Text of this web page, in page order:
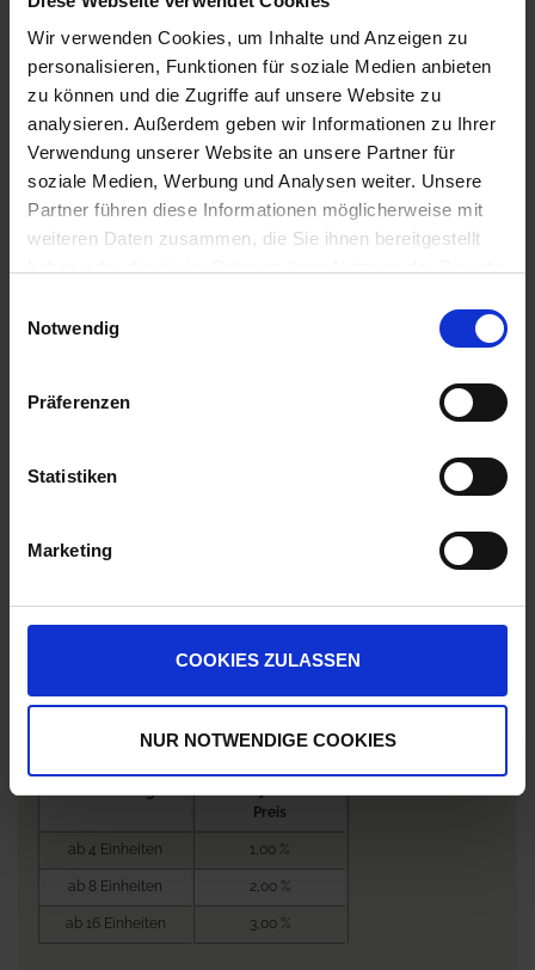
Wir verwenden Cookies, um Inhalte und Anzeigen zu
personalisieren, Funktionen für soziale Medien anbieten
zu können und die Zugriffe auf unsere Website zu
analysieren. Außerdem geben wir Informationen zu Ihrer
Verwendung unserer Website an unsere Partner für
soziale Medien, Werbung und Analysen weiter. Unsere
Partner führen diese Informationen möglicherweise mit
weiteren Daten zusammen, die Sie ihnen bereitgestellt
Notwendig
Präferenzen
Statistiken
Marketing
COOKIES ZULASSEN
NUR NOTWENDIGE COOKIES
MaxiMaize mittelfrüh
Preis auf Anfrage
PRODUKTE
Preis auf Anfrage
ALTERNATIVE
PRODUKTE
/ Eh
0,00 €pro 1 Einheit
Nicht lieferbar
Bestellmenge
Rabatt je EH / EH
Preis
ab 4 Einheiten 1,00 %
ab 8 Einheiten 2,00 %
ab 16 Einheiten 3,00 %